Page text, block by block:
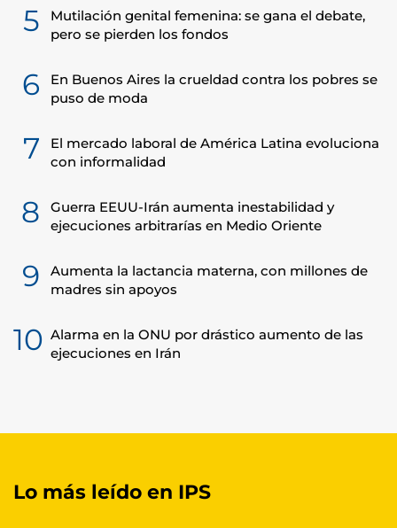
5
Mutilación genital femenina: se gana el debate,
pero se pierden los fondos
6
En Buenos Aires la crueldad contra los pobres se
puso de moda
7
El mercado laboral de América Latina evoluciona
con informalidad
8
Guerra EEUU-Irán aumenta inestabilidad y
ejecuciones arbitrarías en Medio Oriente
9
Aumenta la lactancia materna, con millones de
madres sin apoyos
10 Alarma en la ONU por drástico aumento de las
ejecuciones en Irán
Lo más leído en IPS